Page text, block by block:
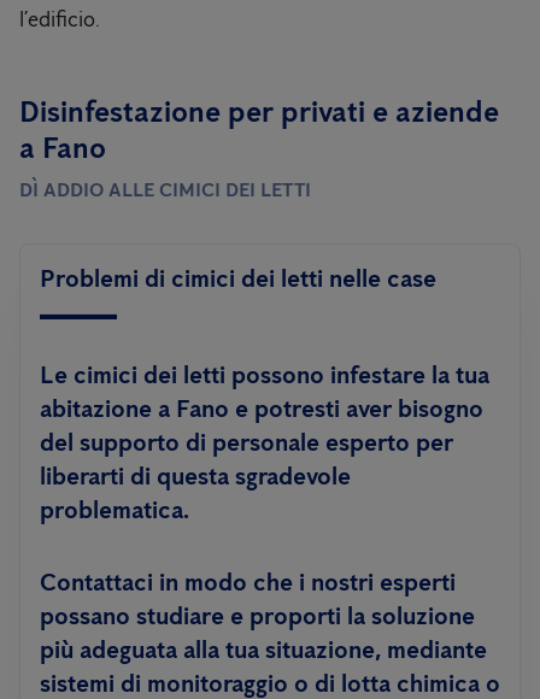
l’edificio.
Disinfestazione per privati ​​e aziende
a Fano
DÌ ADDIO ALLE CIMICI DEI LETTI
Problemi di cimici dei letti nelle case
Le cimici dei letti possono infestare la tua
abitazione a Fano e potresti aver bisogno
del supporto di personale esperto per
liberarti di questa sgradevole
problematica.
Contattaci in modo che i nostri esperti
possano studiare e proporti la soluzione
più adeguata alla tua situazione, mediante
sistemi di monitoraggio o di lotta chimica o